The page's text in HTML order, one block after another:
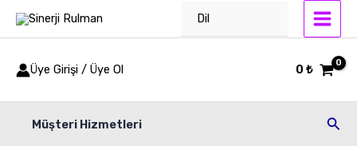
atla
Dil
Üye Girişi / Üye Ol 0₺
Müşteri Hizmetleri